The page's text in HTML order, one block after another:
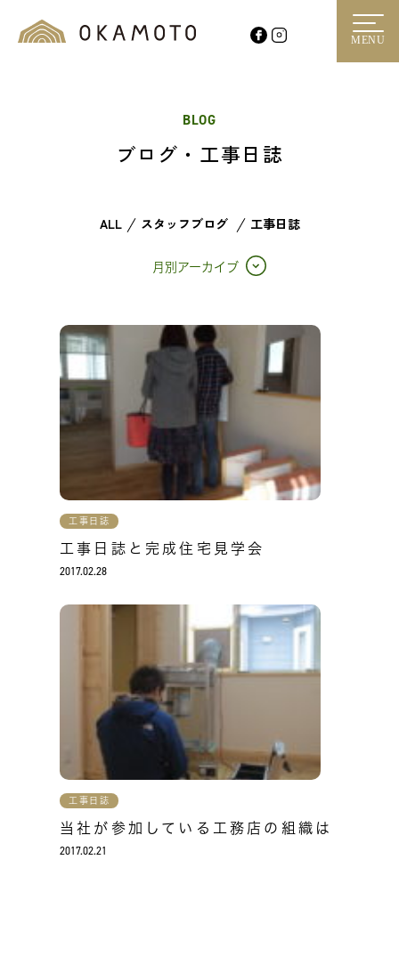
MENU
BLOG
ブログ・工事日誌
ALL スタッフブログ 工事日誌
月別アーカイブ
工事日誌
工事日誌と完成住宅見学会
2017.02.28
工事日誌
当社が参加している工務店の組織は
2017.02.21